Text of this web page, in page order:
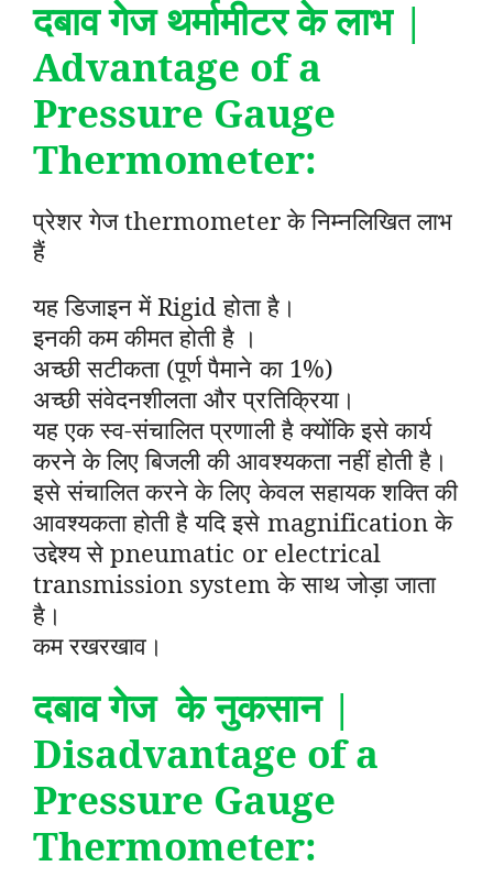
दबाव गेज थर्मामीटर के लाभ |
Advantage of a
Pressure Gauge
Thermometer:
प्रेशर गेज thermometer के निम्नलिखित लाभ
हैं
यह डिजाइन में Rigid होता है।
इनकी कम कीमत होती है ।
अच्छी सटीकता (पूर्ण पैमाने का 1%)
अच्छी संवेदनशीलता और प्रतिक्रिया।
यह एक स्व-संचालित प्रणाली है क्योंकि इसे कार्य
करने के लिए बिजली की आवश्यकता नहीं होती है।
इसे संचालित करने के लिए केवल सहायक शक्ति की
आवश्यकता होती है यदि इसे magnification के
उद्देश्य से pneumatic or electrical
transmission system के साथ जोड़ा जाता
है।
कम रखरखाव।
दबाव गेज के नुकसान |
Disadvantage of a
Pressure Gauge
Thermometer: